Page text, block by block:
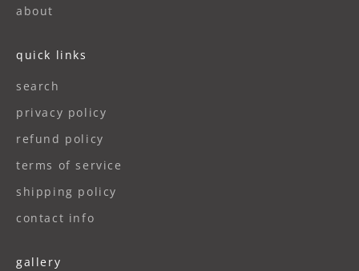
about
quick links
search
privacy policy
refund policy
terms of service
shipping policy
contact info
gallery